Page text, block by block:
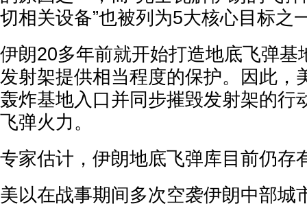
切相关设备”也被列为5大核心目标之
伊朗20多年前就开始打造地底飞弹基
发射架提供相当程度的保护。因此，
轰炸基地入口并同步摧毁发射架的行
飞弹火力。
专家估计，伊朗地底飞弹库目前仍存
美以在战事期间多次空袭伊朗中部城